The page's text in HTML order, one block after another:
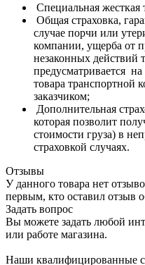
Специальная жесткая
Общая страховка,
случае порчи или
компании, ущерба от
незаконных действий
предусматривается на
товара транспортной
заказчиком;
Дополнительная
которая позволит
стоимости груза) в
страховкой случаях.
Отзывы
У данного товара нет
первым, кто оставил отзыв
Задать вопрос
Вы можете задать любой
или работе магазина.
Наши квалифицированные